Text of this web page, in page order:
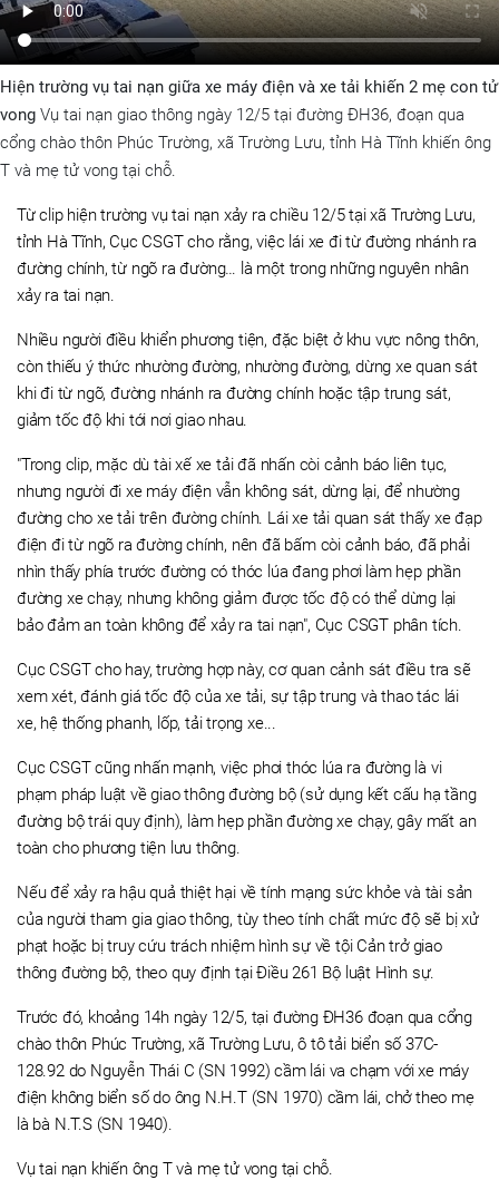
Hiện trường vụ tai nạn giữa xe máy điện và xe tải khiến 2 mẹ con tử
vong Vụ tai nạn giao thông ngày 12/5 tại đường ĐH36, đoạn qua
cổng chào thôn Phúc Trường, xã Trường Lưu, tỉnh Hà Tĩnh khiến ông
T và mẹ tử vong tại chỗ.
Từ clip hiện trường vụ tai nạn xảy ra chiều 12/5 tại xã Trường Lưu,
tỉnh Hà Tĩnh, Cục CSGT cho rằng, việc lái xe đi từ đường nhánh ra
đường chính, từ ngõ ra đường… là một trong những nguyên nhân
xảy ra tai nạn.
Nhiều người điều khiển phương tiện, đặc biệt ở khu vực nông thôn,
còn thiếu ý thức nhường đường, nhường đường, dừng xe quan sát
khi đi từ ngõ, đường nhánh ra đường chính hoặc tập trung sát,
giảm tốc độ khi tới nơi giao nhau.
"Trong clip, mặc dù tài xế xe tải đã nhấn còi cảnh báo liên tục,
nhưng người đi xe máy điện vẫn không sát, dừng lại, để nhường
đường cho xe tải trên đường chính. Lái xe tải quan sát thấy xe đạp
điện đi từ ngõ ra đường chính, nên đã bấm còi cảnh báo, đã phải
nhìn thấy phía trước đường có thóc lúa đang phơi làm hẹp phần
đường xe chạy, nhưng không giảm được tốc độ có thể dừng lại
bảo đảm an toàn không để xảy ra tai nạn", Cục CSGT phân tích.
Cục CSGT cho hay, trường hợp này, cơ quan cảnh sát điều tra sẽ
xem xét, đánh giá tốc độ của xe tải, sự tập trung và thao tác lái
xe, hệ thống phanh, lốp, tải trọng xe...
Cục CSGT cũng nhấn mạnh, việc phơi thóc lúa ra đường là vi
phạm pháp luật về giao thông đường bộ (sử dụng kết cấu hạ tầng
đường bộ trái quy định), làm hẹp phần đường xe chạy, gây mất an
toàn cho phương tiện lưu thông.
Nếu để xảy ra hậu quả thiệt hại về tính mạng sức khỏe và tài sản
của người tham gia giao thông, tùy theo tính chất mức độ sẽ bị xử
phạt hoặc bị truy cứu trách nhiệm hình sự về tội Cản trở giao
thông đường bộ, theo quy định tại Điều 261 Bộ luật Hình sự.
Trước đó, khoảng 14h ngày 12/5, tại đường ĐH36 đoạn qua cổng
chào thôn Phúc Trường, xã Trường Lưu, ô tô tải biển số 37C-
128.92 do Nguyễn Thái C (SN 1992) cầm lái va chạm với xe máy
điện không biển số do ông N.H.T (SN 1970) cầm lái, chở theo mẹ
là bà N.T.S (SN 1940).
Vụ tai nạn khiến ông T và mẹ tử vong tại chỗ.